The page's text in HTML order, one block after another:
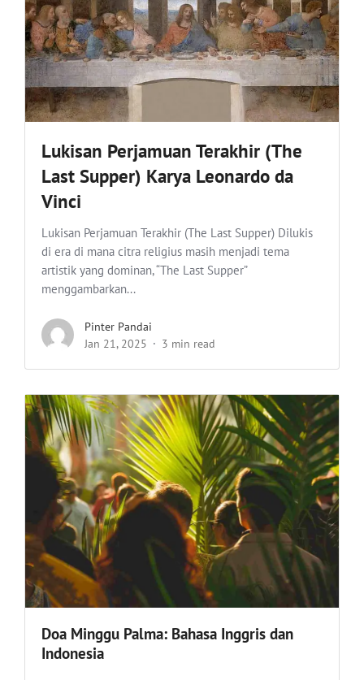
Lukisan Perjamuan Terakhir (The
Last Supper) Karya Leonardo da
Vinci
Lukisan Perjamuan Terakhir (The Last Supper) Dilukis
di era di mana citra religius masih menjadi tema
artistik yang dominan, “The Last Supper”
menggambarkan...
Pinter Pandai
Jan 21, 2025
3 min read
Doa Minggu Palma: Bahasa Inggris dan
Indonesia